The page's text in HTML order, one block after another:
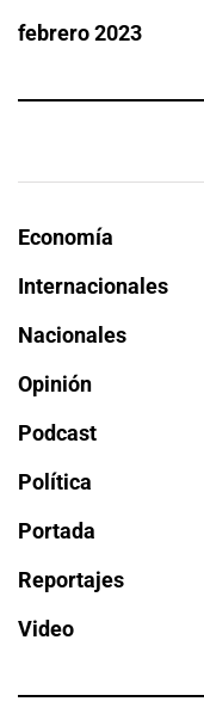
febrero 2023
Economía
Internacionales
Nacionales
Opinión
Podcast
Política
Portada
Reportajes
Video